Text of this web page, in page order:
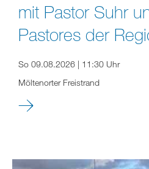
mit Pastor Suhr
Pastores der
So 09.08.2026 | 11:30 Uhr
Möltenorter Freistrand